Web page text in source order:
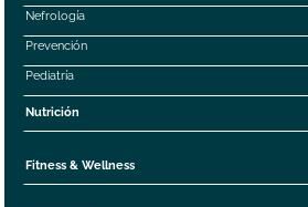
Nefrología
Prevención
Pediatría
Nutrición
Fitness & Wellness